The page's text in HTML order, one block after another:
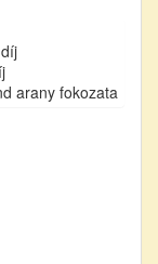
arany fokozata